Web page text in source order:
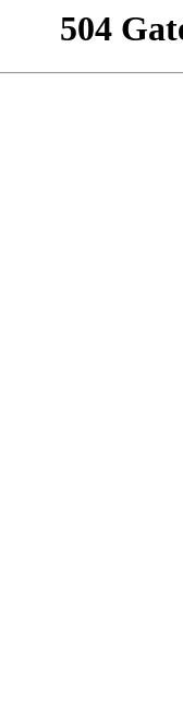
504